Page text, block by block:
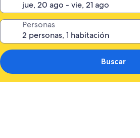
Personas
Buscar